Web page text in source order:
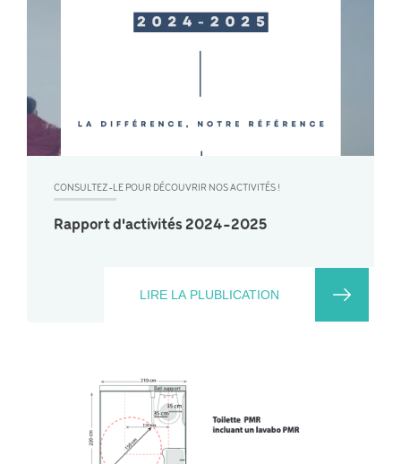
CONSULTEZ-LE POUR DÉCOUVRIR NOS ACTIVITÉS !
Rapport d'activités 2024-2025
LIRE LA PLUBLICATION